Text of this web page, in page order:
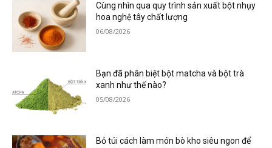
Cùng nhìn qua quy trình sản xuất bột nhụy
hoa nghệ tây chất lượng
06/08/2026
Bạn đã phân biệt bột matcha và bột trà
xanh như thế nào?
05/08/2026
Bỏ túi cách làm món bò kho siêu ngon để